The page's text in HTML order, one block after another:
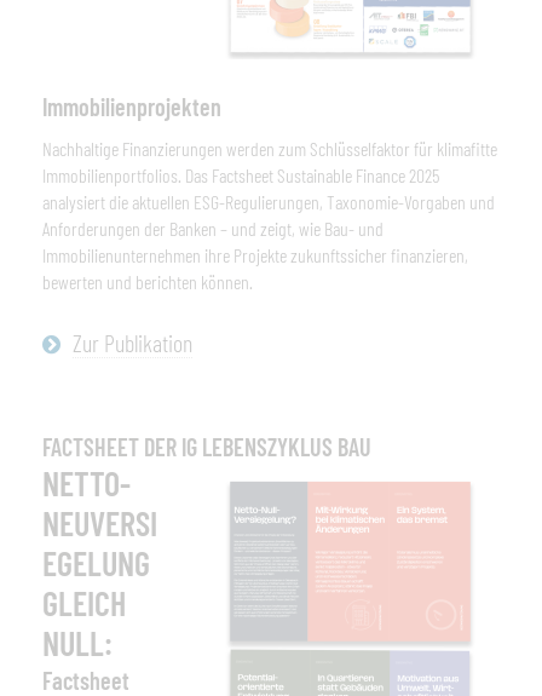
Immobilienprojekten
Nachhaltige Finanzierungen werden zum Schlüsselfaktor für klimafitte
Immobilienportfolios. Das Factsheet Sustainable Finance 2025
analysiert die aktuellen ESG-Regulierungen, Taxonomie-Vorgaben und
Anforderungen der Banken – und zeigt, wie Bau- und
Immobilienunternehmen ihre Projekte zukunftssicher finanzieren,
bewerten und berichten können.
Zur Publikation
FACTSHEET DER IG LEBENSZYKLUS BAU
NETTO-
NEUVERSI
EGELUNG
GLEICH
NULL:
Factsheet